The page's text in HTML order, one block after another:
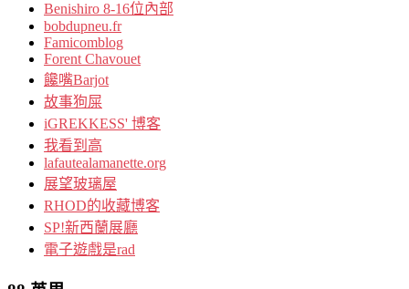
Benishiro 8-16位內部
bobdupneu.fr
Famicomblog
Forent Chavouet
饞嘴Barjot
故事狗屎
iGREKKESS' 博客
我看到高
lafautealamanette.org
展望玻璃屋
RHOD的收藏博客
SP!新西蘭展廳
電子遊戲是rad